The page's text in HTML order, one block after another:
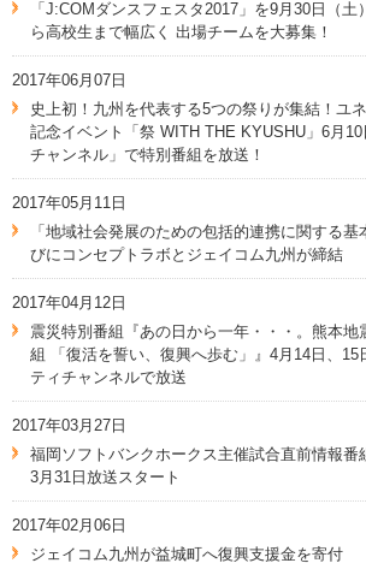
「J:COMダンスフェスタ2017」を9月30日（
ら高校生まで幅広く 出場チームを大募集！
2017年06月07日
史上初！九州を代表する5つの祭りが集結！ユ
記念イベント「祭 WITH THE KYUSHU」6月
チャンネル」で特別番組を放送！
2017年05月11日
「地域社会発展のための包括的連携に関する
びにコンセプトラボとジェイコム九州が締結
2017年04月12日
震災特別番組『あの日から一年・・・。熊本地
組 「復活を誓い、復興へ歩む」』4月14日、15
ティチャンネルで放送
2017年03月27日
福岡ソフトバンクホークス主催試合直前情報番
3月31日放送スタート
2017年02月06日
ジェイコム九州が益城町へ復興支援金を寄付